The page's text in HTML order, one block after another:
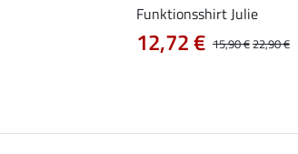
Funktionsshirt Julie
15,90 €22,90 €
12,72 €